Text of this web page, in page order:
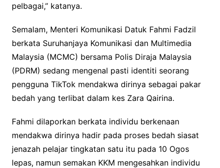
pelbagai,” katanya.
Semalam, Menteri Komunikasi Datuk Fahmi Fadzil
berkata Suruhanjaya Komunikasi dan Multimedia
Malaysia (MCMC) bersama Polis Diraja Malaysia
(PDRM) sedang mengenal pasti identiti seorang
pengguna TikTok mendakwa dirinya sebagai pakar
bedah yang terlibat dalam kes Zara Qairina.
Fahmi dilaporkan berkata individu berkenaan
mendakwa dirinya hadir pada proses bedah siasat
jenazah pelajar tingkatan satu itu pada 10 Ogos
lepas, namun semakan KKM mengesahkan individu